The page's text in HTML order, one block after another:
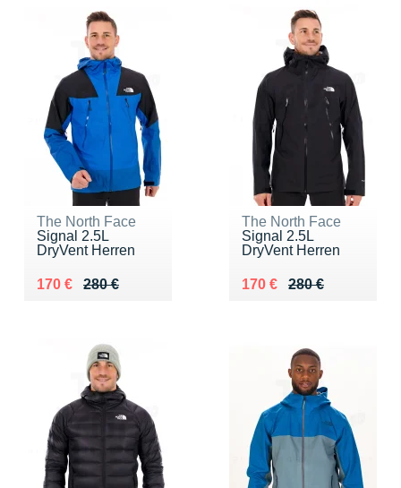
The North Face
Signal 2.5L
DryVent Herren
280 €
Au lieu de 280 €
170 €
Vendu 170 €
The North Face
Signal 2.5L
DryVent Herren
280 €
Au lieu de 280 €
170 €
Vendu 170 €